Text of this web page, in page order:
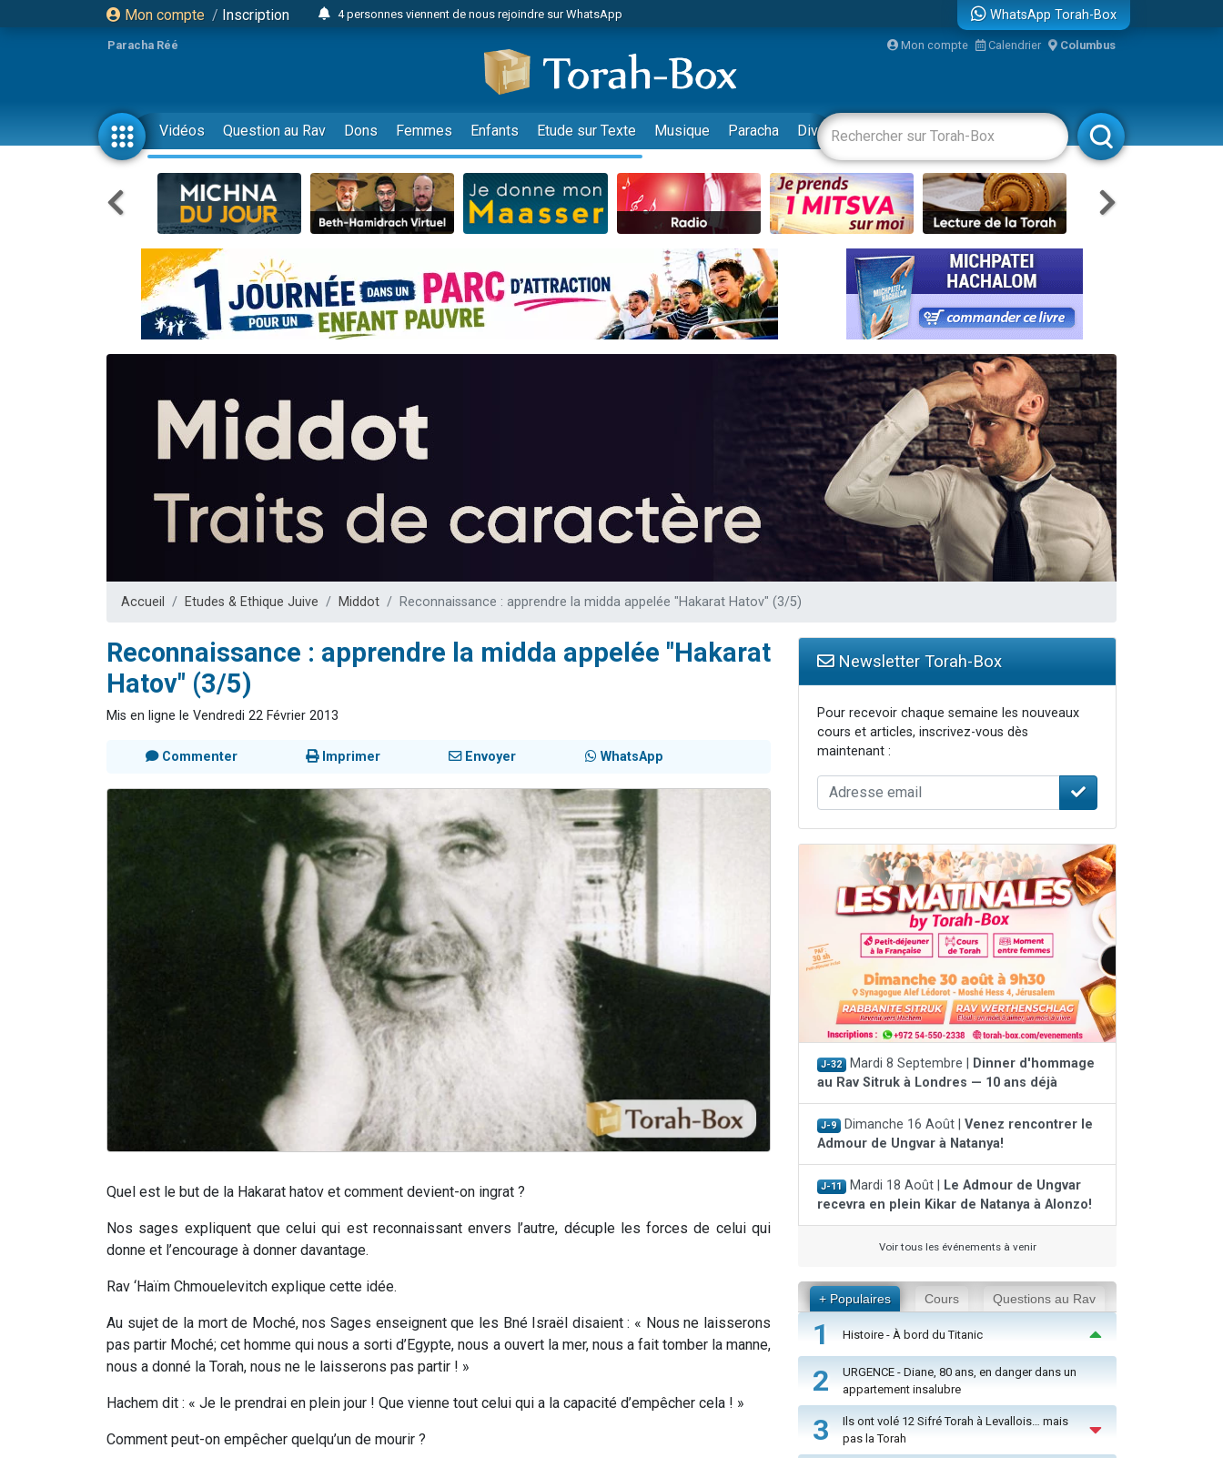
Mon compte / Inscription
4 personnes viennent de nous rejoindre sur WhatsApp
Odaya vient de donner son Maasser
3 personnes viennent de faire un don pour 5 jours de vacances aux Orphelins
3 personnes viennent de faire un don pour Diane, 80 ans, dans un appartement insalubre
13 personnes viennent de demander une bénédiction
2 personnes viennent de nous rejoindre sur WhatsApp
30 personnes viennent de faire un don pour Sauvez la jambe de Yohan
Il reste 49 places pour étudier en groupe sur Zoom
3 personnes viennent de nous rejoindre sur WhatsApp
2 personnes viennent de nous rejoindre sur WhatsApp
3 personnes viennent de nous rejoindre sur WhatsApp
Nouvelle émission radio : Visions de grandeur n°104 : Le Chabbath et le Birkat Hamazone à travers le temps
61 personnes viennent de demander une bénédiction
Il reste 49 places pour étudier en groupe sur Zoom
Eva vient de donner son Maasser
WhatsApp Torah-Box
Paracha Réé Mon compte Calendrier Columbus
Vidéos Question au Rav Dons Femmes Enfants Etude sur Texte Musique Paracha Divertissements Livres Rabbanim
Accueil Etudes & Ethique Juive Middot Reconnaissance : apprendre la midda appelée "Hakarat Hatov" (3/5)
Reconnaissance : apprendre la midda appelée "Hakarat
Hatov" (3/5)
Mis en ligne le Vendredi 22 Février 2013
Commenter Imprimer Envoyer WhatsApp
Quel est le but de la Hakarat hatov et comment devient-on ingrat ?
Nos sages expliquent que celui qui est reconnaissant envers l’autre, décuple les forces de celui qui
donne et l’encourage à donner davantage.
Rav ‘Haïm Chmouelevitch explique cette idée.
Au sujet de la mort de Moché, nos Sages enseignent que les Bné Israël disaient : « Nous ne laisserons
pas partir Moché; cet homme qui nous a sorti d’Egypte, nous a ouvert la mer, nous a fait tomber la manne,
nous a donné la Torah, nous ne le laisserons pas partir ! »
Hachem dit : « Je le prendrai en plein jour ! Que vienne tout celui qui a la capacité d’empêcher cela ! »
Comment peut-on empêcher quelqu’un de mourir ?
Newsletter Torah-Box
Pour recevoir chaque semaine les nouveaux
cours et articles, inscrivez-vous dès
maintenant :
J-32 Mardi 8 Septembre |
Dinner d'hommage
au Rav Sitruk à Londres — 10 ans déjà
J-9 Dimanche 16 Août | Venez rencontrer le
Admour de Ungvar à Natanya!
J-11 Mardi 18 Août |
Le Admour de Ungvar
recevra en plein Kikar de Natanya à Alonzo!
Voir tous les événements à venir
+ Populaires Cours Questions au Rav
1 Histoire - À bord du Titanic
2
URGENCE - Diane, 80 ans, en danger dans un
appartement insalubre
3
Ils ont volé 12 Sifré Torah à Levallois… mais
pas la Torah